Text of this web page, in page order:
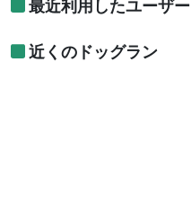
最近利用したユーザー
近くのドッグラン